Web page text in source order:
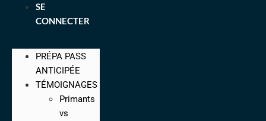
SE
CONNECTER
PRÉPA PASS
ANTICIPÉE
TÉMOIGNAGES
Primants
vs